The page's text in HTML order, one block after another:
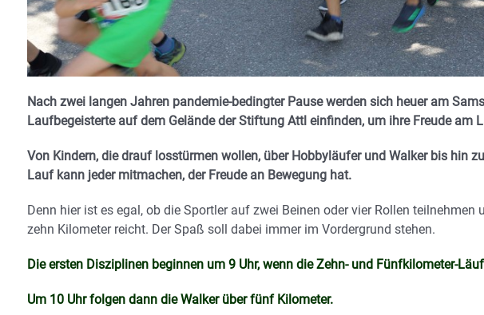
Nach zwei langen Jahren pandemie-bedingter Pause werden sich heuer am
Laufbegeisterte auf dem Gelände der Stiftung Attl einfinden, um ihre Freude am
Von Kindern, die drauf losstürmen wollen, über Hobbyläufer und Walker bis hin
Lauf kann jeder mitmachen, der Freude an Bewegung hat.
Denn hier ist es egal, ob die Sportler auf zwei Beinen oder vier Rollen
zehn Kilometer reicht. Der Spaß soll dabei immer im Vordergrund stehen.
Die ersten Disziplinen beginnen um 9 Uhr, wenn die Zehn- und Fünfkilometer-
Um 10 Uhr folgen dann die Walker über fünf Kilometer.